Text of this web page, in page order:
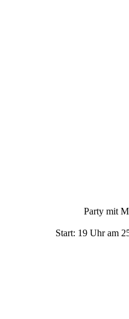
Party mit
Start: 19 Uhr am